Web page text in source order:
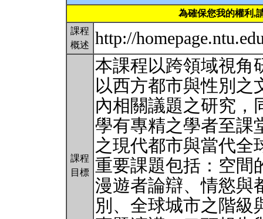
為確保您我的權利,
課程
概述
http://
課程
目標
本課程以跨領域視角
以西方都市與性別之
內相關議題之研究，
學有專精之學者至課
之現代都市與當代全
重要課題包括：空間
漫遊者論辯、情慾與
別、全球城市之階級